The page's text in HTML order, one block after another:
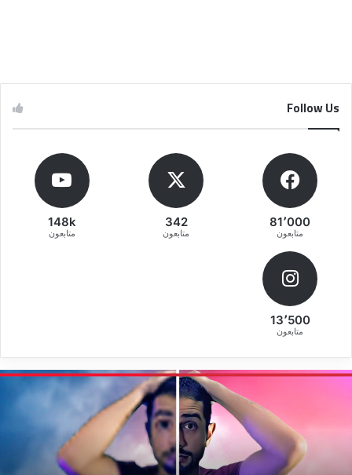
Follow Us
81٬000
متابعون
342
متابعون
148k
متابعون
13٬500
متابعون
طريقة